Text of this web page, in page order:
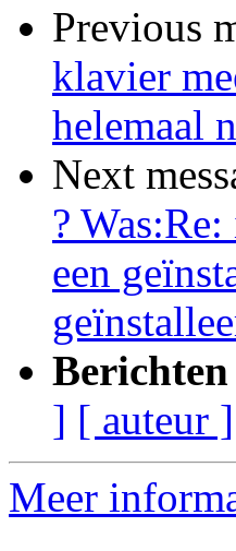
Previous
klavier
helemaal
Next
?
een
] [ auteur ]
Meer